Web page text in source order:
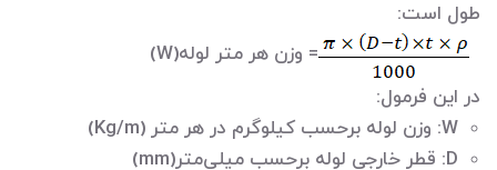
طول است:
= وزن هر متر لوله(W)
در این فرمول:
W: وزن لوله برحسب کیلوگرم در هر متر (Kg/m)
D: قطر خارجی لوله برحسب میلی‌متر(mm)